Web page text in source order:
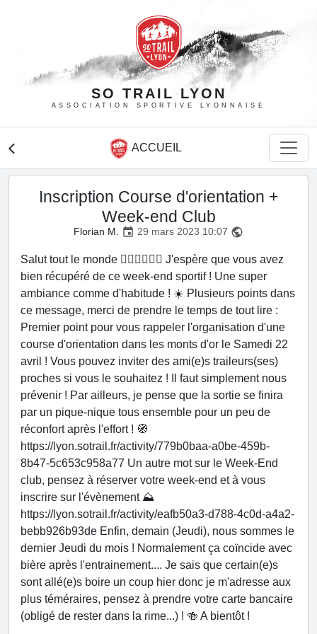
SO TRAIL LYON
ASSOCIATION SPORTIVE LYONNAISE
arrow_back_ios ACCUEIL
Inscription Course d'orientation +
Week-end Club
Florian M. event 29 mars 2023 10:07 public
Salut tout le monde 🏃🏼‍♀️🏃🏼‍♂️ J'espère que vous avez
bien récupéré de ce week-end sportif ! Une super
ambiance comme d'habitude ! ☀️ Plusieurs points dans
ce message, merci de prendre le temps de tout lire :
Premier point pour vous rappeler l'organisation d'une
course d'orientation dans les monts d'or le Samedi 22
avril ! Vous pouvez inviter des ami(e)s traileurs(ses)
proches si vous le souhaitez ! Il faut simplement nous
prévenir ! Par ailleurs, je pense que la sortie se finira
par un pique-nique tous ensemble pour un peu de
réconfort après l'effort ! 🧭
https://lyon.sotrail.fr/activity/779b0baa-a0be-459b-
8b47-5c653c958a77 Un autre mot sur le Week-End
club, pensez à réserver votre week-end et à vous
inscrire sur l'évènement ⛰️
https://lyon.sotrail.fr/activity/eafb50a3-d788-4c0d-a4a2-
bebb926b93de Enfin, demain (Jeudi), nous sommes le
dernier Jeudi du mois ! Normalement ça coïncide avec
bière après l'entrainement.... Je sais que certain(e)s
sont allé(e)s boire un coup hier donc je m'adresse aux
plus téméraires, pensez à prendre votre carte bancaire
(obligé de rester dans la rime...) ! 🍻 A bientôt !